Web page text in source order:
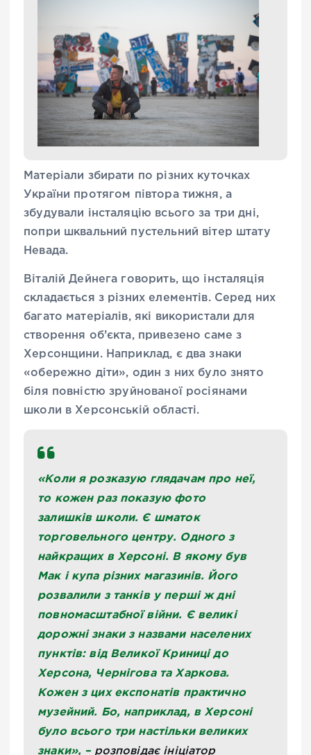
Матеріали збирати по різних куточках
України протягом півтора тижня, а
збудували інсталяцію всього за три дні,
попри шквальний пустельний вітер штату
Невада.
Віталій Дейнега говорить, що інсталяція
складається з різних елементів. Серед них
багато матеріалів, які використали для
створення об’єкта, привезено саме з
Херсонщини. Наприклад, є два знаки
«обережно діти», один з них було знято
біля повністю зруйнованої росіянами
школи в Херсонській області.
«Коли я розказую глядачам про неї,
то кожен раз показую фото
залишків школи. Є шматок
торговельного центру. Одного з
найкращих в Херсоні. В якому був
Мак і купа різних магазинів. Його
розвалили з танків у перші ж дні
повномасштабної війни. Є великі
дорожні знаки з назвами населених
пунктів: від Великої Криниці до
Херсона, Чернігова та Харкова.
Кожен з цих експонатів практично
музейний. Бо, наприклад, в Херсоні
було всього три настільки великих
знаки», – розповідає ініціатор